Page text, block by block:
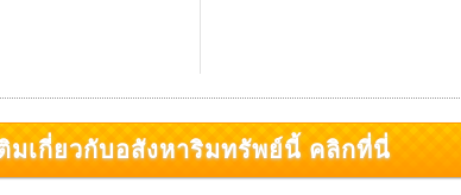
มเกี่ยวกับอสังหาริมทรัพย์นี้ คลิกที่นี่